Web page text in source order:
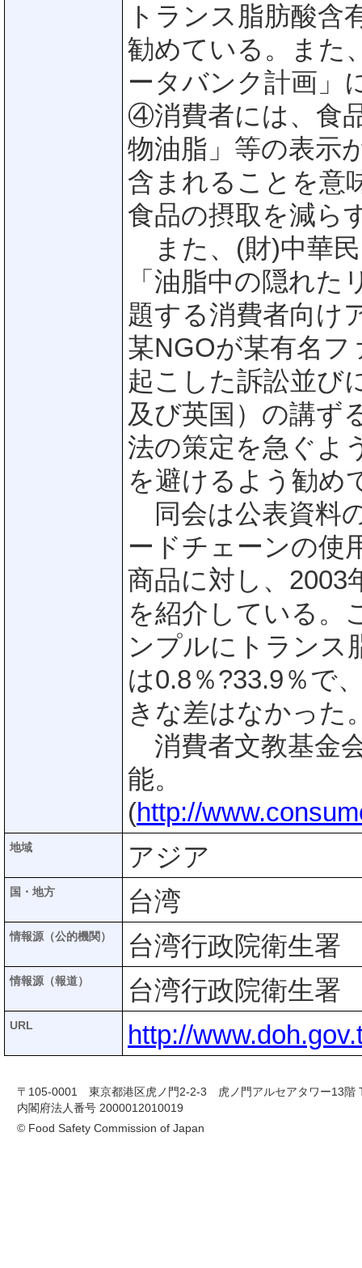
トランス脂肪酸含
勧めている。また
ータバンク計画」
④消費者には、食
物油脂」等の表示
含まれることを意
食品の摂取を減ら
また、(財)中華民
「油脂中の隠れ
題する消費者向け
某NGOが某有名
起こした訴訟並び
及び英国）の講ず
法の策定を急ぐよ
を避けるよう勧め
同会は公表資料
ードチェーンの使
商品に対し、2003
を紹介している。
ンプルにトランス
は0.8％?33.9％で
きな差はなかった
消費者文教基金
能。
(http://
地域 アジア
国・地方 台湾
情報源（公的機関） 台湾行政院衛生署
情報源（報道） 台湾行政院衛生署
URL http://
〒105-0001 東京都港区虎ノ門2-2-3 虎ノ門アルセアタワー13階
内閣府法人番号 2000012010019
© Food Safety Commission of Japan